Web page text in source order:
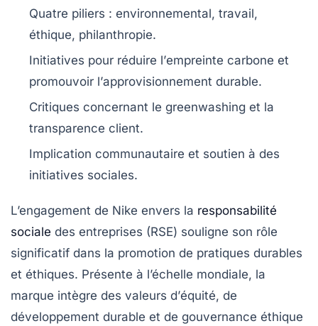
Quatre piliers : environnemental, travail,
éthique, philanthropie.
Initiatives pour réduire l’empreinte carbone et
promouvoir l’approvisionnement durable.
Critiques concernant le greenwashing et la
transparence client.
Implication communautaire et soutien à des
initiatives sociales.
L’engagement de Nike envers la responsabilité
sociale des entreprises (RSE) souligne son rôle
significatif dans la promotion de pratiques durables
et éthiques. Présente à l’échelle mondiale, la
marque intègre des valeurs d’équité, de
développement durable et de gouvernance éthique